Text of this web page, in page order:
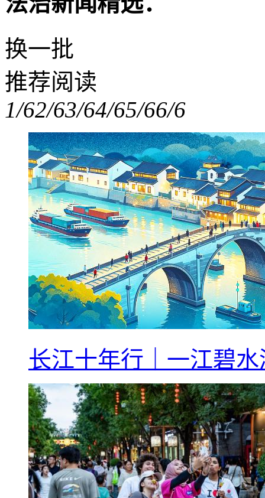
换一批
推荐阅读
1/62/63/64/65/66/6
长江十年行｜一江碧